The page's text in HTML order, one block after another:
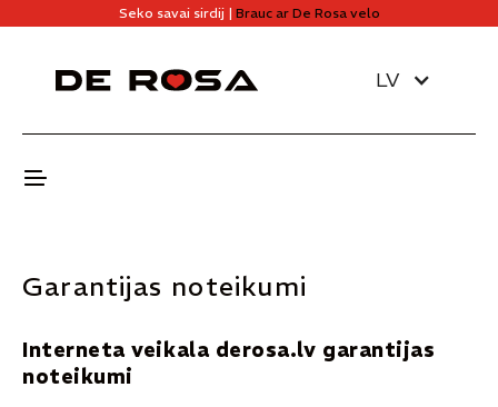
Seko savai sirdij | Brauc ar De Rosa velo
LV
Garantijas noteikumi
Interneta veikala derosa.lv garantijas
noteikumi